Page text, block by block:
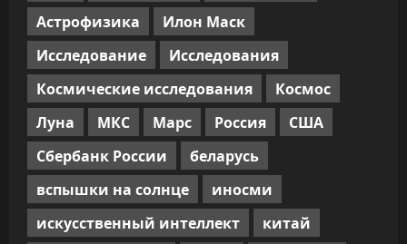
Астрофизика
Илон Маск
Исследование
Исследования
Космические исследования
Космос
Луна
МКС Марс Россия
США
Сбербанк России
беларусь
вспышки на солнце
иносми
искусственный интеллект
китай